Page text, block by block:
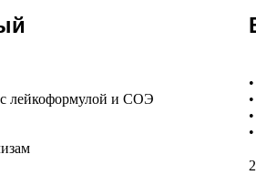
лейкоформулой и СОЭ